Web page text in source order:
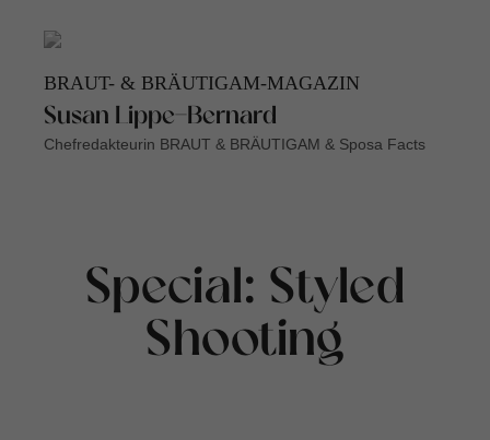
BRAUT- & BRÄUTIGAM-MAGAZIN
Susan Lippe-Bernard
Chefredakteurin BRAUT & BRÄUTIGAM & Sposa Facts
Special: Styled
Shooting